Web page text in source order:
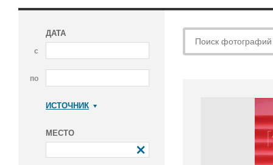
ДАТА
с
по
ИСТОЧНИК
МЕСТО